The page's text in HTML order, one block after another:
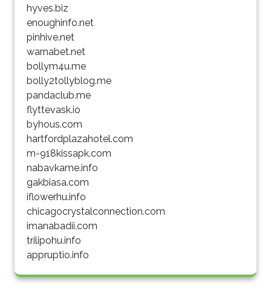
hyves.biz
enoughinfo.net
pinhive.net
warnabet.net
bollym4u.me
bolly2tollyblog.me
pandaclub.me
flyttevask.io
byhous.com
hartfordplazahotel.com
m-918kissapk.com
nabavkame.info
gakbiasa.com
iflowerhu.info
chicagocrystalconnection.com
imanabadii.com
trilipohu.info
appruptio.info